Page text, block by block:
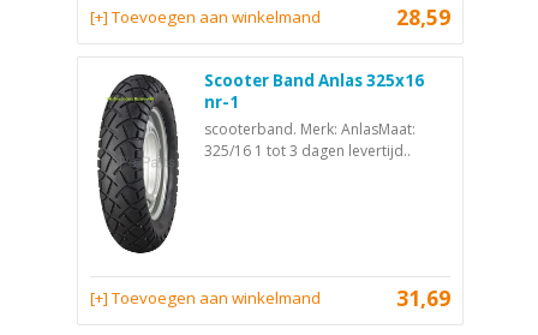
28,59
[+] Toevoegen aan winkelmand
Scooter Band Anlas 325x16
nr-1
scooterband. Merk: AnlasMaat:
325/16 1 tot 3 dagen levertijd..
31,69
[+] Toevoegen aan winkelmand